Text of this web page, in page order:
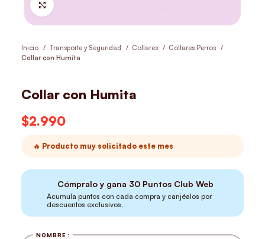
Inicio Transporte y Seguridad Collares
Collares Perros
Collar con Humita
Collar con Humita
$2.990
🔥 Producto muy solicitado este mes
Cómpralo y gana 30 Puntos Club Web
Acumula puntos con cada compra y canjéalos por
descuentos exclusivos.
NOMBRE